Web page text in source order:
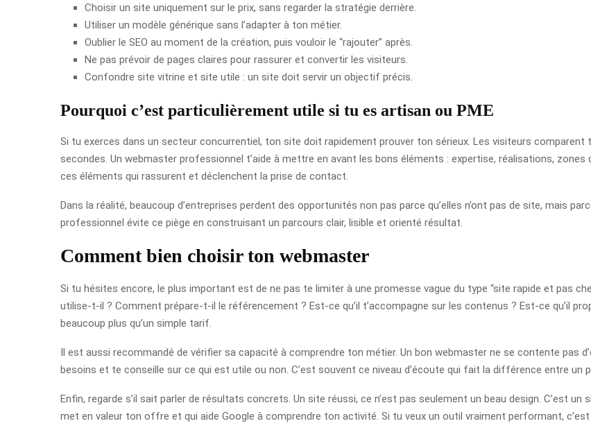
Choisir un site uniquement sur le prix, sans regarder la stratégie derrière.
Utiliser un modèle générique sans l’adapter à ton métier.
Oublier le SEO au moment de la création, puis vouloir le “rajouter” après.
Ne pas prévoir de pages claires pour rassurer et convertir les visiteurs.
Confondre site vitrine et site utile : un site doit servir un objectif précis.
Pourquoi c’est particulièrement utile si tu es artisan ou PME
Si tu exerces dans un secteur concurrentiel, ton site doit rapidement prouver ton sérieux. Les visiteurs
secondes. Un webmaster professionnel t’aide à mettre en avant les bons éléments : expertise, réalisations,
ces éléments qui rassurent et déclenchent la prise de contact.
Dans la réalité, beaucoup d’entreprises perdent des opportunités non pas parce qu’elles n’ont pas de site, mais
professionnel évite ce piège en construisant un parcours clair, lisible et orienté résultat.
Comment bien choisir ton webmaster
Si tu hésites encore, le plus important est de ne pas te limiter à une promesse vague du type “site rapide et pas
utilise-t-il ? Comment prépare-t-il le référencement ? Est-ce qu’il t’accompagne sur les contenus ? Est-ce qu’il
beaucoup plus qu’un simple tarif.
Il est aussi recommandé de vérifier sa capacité à comprendre ton métier. Un bon webmaster ne se contente pas
besoins et te conseille sur ce qui est utile ou non. C’est souvent ce niveau d’écoute qui fait la différence entre un
Enfin, regarde s’il sait parler de résultats concrets. Un site réussi, ce n’est pas seulement un beau design. C’est un
met en valeur ton offre et qui aide Google à comprendre ton activité. Si tu veux un outil vraiment performant,